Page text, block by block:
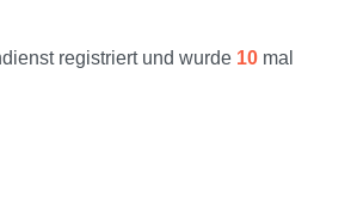
registriert und wurde 10 mal